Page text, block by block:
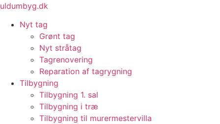
Videre
indhold
uldumbyg.dk
Nyt tag
Grønt tag
Nyt stråtag
Tagrenovering
Reparation af tagrygning
Tilbygning
Tilbygning 1. sal
Tilbygning i træ
Tilbygning til murermestervilla